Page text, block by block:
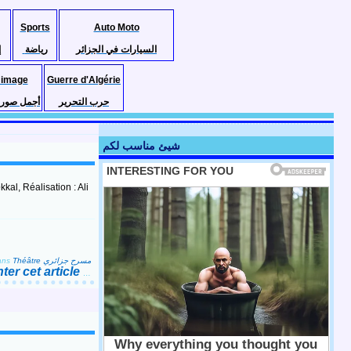
Sports
رياضة
Auto Moto
السيارات في الجزائر
أجمل صور
Guerre d'Algérie
حرب التحرير
Réalisation : Ali
Théâtre مسرح جزائري
cet article
شيئ مناسب لكم